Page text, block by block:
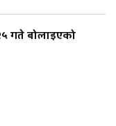
गते बोलाइएको